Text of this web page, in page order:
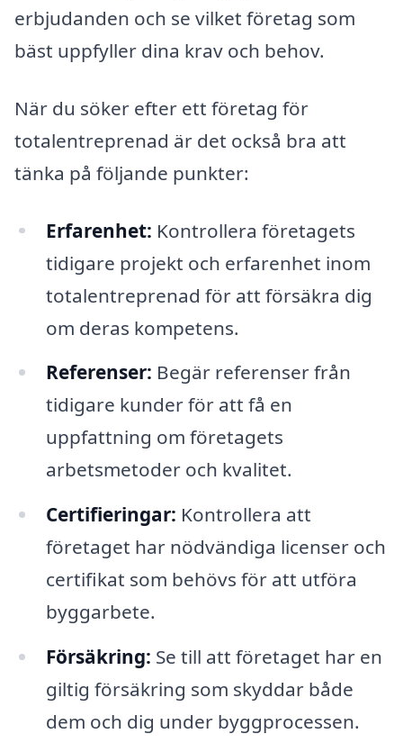
erbjudanden och se vilket företag som
bäst uppfyller dina krav och behov.
När du söker efter ett företag för
totalentreprenad är det också bra att
tänka på följande punkter:
Erfarenhet: Kontrollera företagets
tidigare projekt och erfarenhet inom
totalentreprenad för att försäkra dig
om deras kompetens.
Referenser: Begär referenser från
tidigare kunder för att få en
uppfattning om företagets
arbetsmetoder och kvalitet.
Certifieringar: Kontrollera att
företaget har nödvändiga licenser och
certifikat som behövs för att utföra
byggarbete.
Försäkring: Se till att företaget har en
giltig försäkring som skyddar både
dem och dig under byggprocessen.